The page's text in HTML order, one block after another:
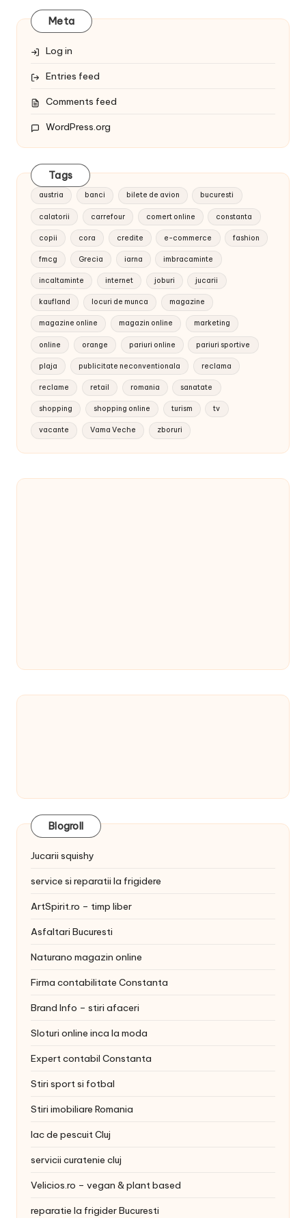
Meta
Log in
Entries feed
Comments feed
WordPress.org
Tags
austria banci bilete de avion bucuresti
calatorii carrefour comert online constanta
copii cora credite e-commerce fashion
fmcg Grecia iarna imbracaminte
incaltaminte internet joburi jucarii
kaufland locuri de munca magazine
magazine online magazin online marketing
online orange pariuri online pariuri sportive
plaja publicitate neconventionala reclama
reclame retail romania sanatate
shopping shopping online turism tv
vacante Vama Veche zboruri
Blogroll
Jucarii squishy
service si reparatii la frigidere
ArtSpirit.ro – timp liber
Asfaltari Bucuresti
Naturano magazin online
Firma contabilitate Constanta
Brand Info – stiri afaceri
Sloturi online inca la moda
Expert contabil Constanta
Stiri sport si fotbal
Stiri imobiliare Romania
lac de pescuit Cluj
servicii curatenie cluj
Velicios.ro – vegan & plant based
reparatie la frigider Bucuresti